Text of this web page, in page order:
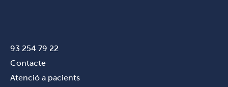
93 254 79 22
Contacte
Atenció a pacients